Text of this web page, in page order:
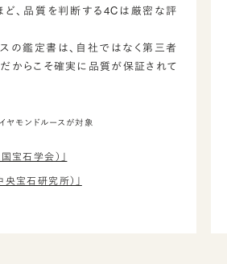
ど、品質を判断する4Cは厳密な評
の鑑定書は、自社ではなく第三者
からこそ確実に品質が保証されて
ヤモンドルースが対象
宝石学会）」
宝石研究所）」